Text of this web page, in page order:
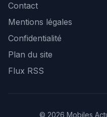
Contact
Mentions légales
Confidentialité
Plan du site
Flux RSS
© 2026 Mobiles